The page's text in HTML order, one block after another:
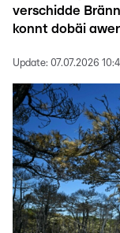
verschidde
konnt dobäi
Update: 07.07.2026